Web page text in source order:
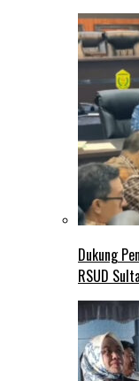
Dukung
RSUD